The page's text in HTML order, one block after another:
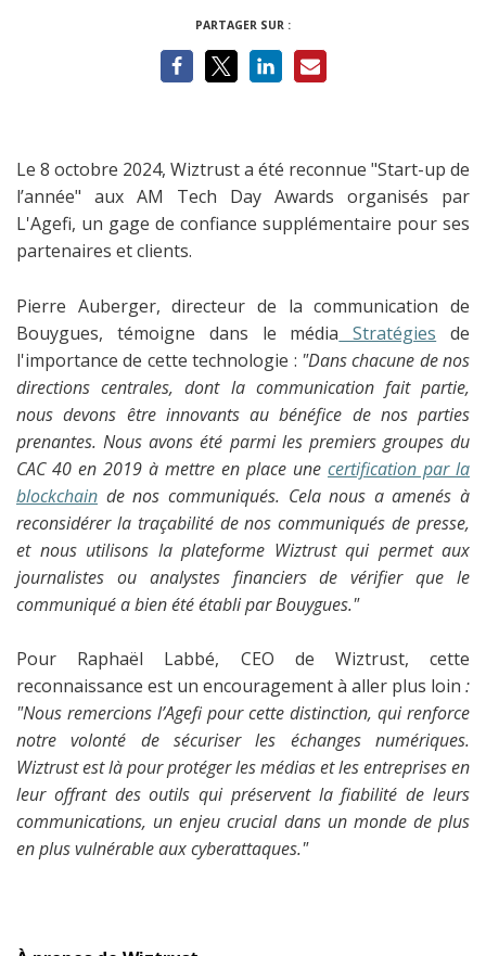
PARTAGER SUR :
Le 8 octobre 2024, Wiztrust a été reconnue "Start-up de
l’année" aux AM Tech Day Awards organisés par
L'Agefi, un gage de confiance supplémentaire pour ses
partenaires et clients.
Pierre Auberger, directeur de la communication de
Bouygues, témoigne dans le média Stratégies de
l'importance de cette technologie : "Dans chacune de nos
directions centrales, dont la communication fait partie,
nous devons être innovants au bénéfice de nos parties
prenantes. Nous avons été parmi les premiers groupes du
CAC 40 en 2019 à mettre en place une certification par la
blockchain de nos communiqués. Cela nous a amenés à
reconsidérer la traçabilité de nos communiqués de presse,
et nous utilisons la plateforme Wiztrust qui permet aux
journalistes ou analystes financiers de vérifier que le
communiqué a bien été établi par Bouygues."
Pour Raphaël Labbé, CEO de Wiztrust, cette
reconnaissance est un encouragement à aller plus loin :
"Nous remercions l’Agefi pour cette distinction, qui renforce
notre volonté de sécuriser les échanges numériques.
Wiztrust est là pour protéger les médias et les entreprises en
leur offrant des outils qui préservent la fiabilité de leurs
communications, un enjeu crucial dans un monde de plus
en plus vulnérable aux cyberattaques."